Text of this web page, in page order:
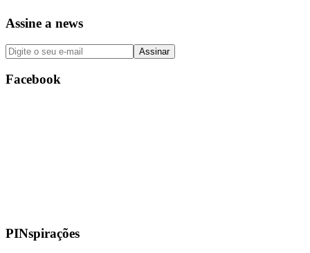
Assine a news
Facebook
PINspirações